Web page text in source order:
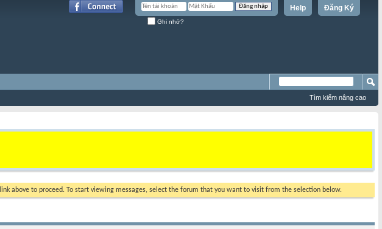
Đăng Ký
Help
Ghi nhớ?
Tìm kiếm nâng cao
above to proceed. To start viewing messages, select the forum that you want to visit from the selection below.